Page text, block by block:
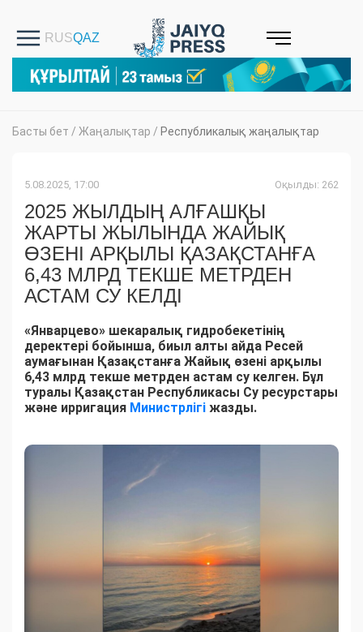
Басты бет / Жаңалықтар / Республикалық жаңалықтар
5.08.2025, 17:00 Оқылды: 262
2025 ЖЫЛДЫҢ АЛҒАШҚЫ
ЖАРТЫ ЖЫЛЫНДА ЖАЙЫҚ
ӨЗЕНІ АРҚЫЛЫ ҚАЗАҚСТАНҒА
6,43 МЛРД ТЕКШЕ МЕТРДЕН
АСТАМ СУ КЕЛДІ
«Январцево» шекаралық гидробекетінің
деректері бойынша, биыл алты айда Ресей
аумағынан Қазақстанға Жайық өзені арқылы
6,43 млрд текше метрден астам су келген. Бұл
туралы Қазақстан Республикасы Су ресурстары
және ирригация Министрлігі жазды.